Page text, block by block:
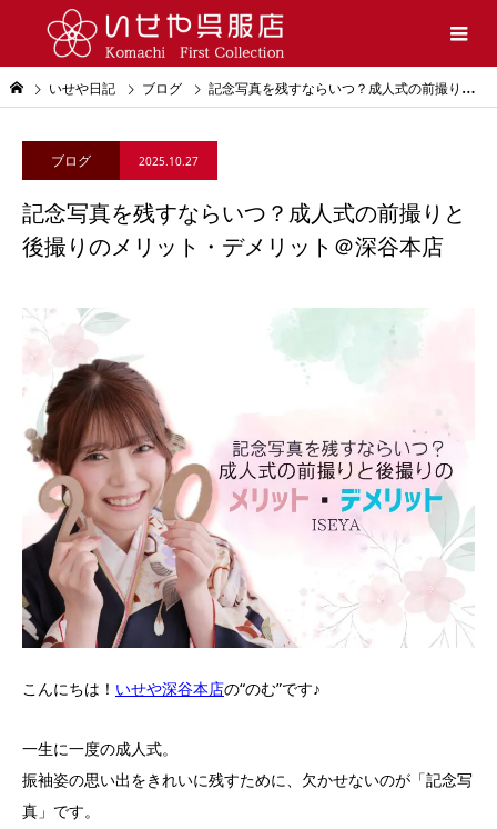
いせや日記 ブログ 記念写真を残すならいつ？成人式の前撮りと後撮りのメリット・デメリット＠深谷本店
ブログ 2025.10.27
記念写真を残すならいつ？成人式の前撮りと
後撮りのメリット・デメリット＠深谷本店
こんにちは！ いせや深谷本店の“のむ”です♪
一生に一度の成人式。
振袖姿の思い出をきれいに残すために、欠かせないのが「記念写
真」です。